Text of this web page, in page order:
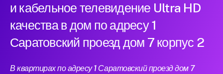
и кабельное телевидение Ultra HD
качества в дом по адресу 1
Саратовский проезд дом 7 корпус 2
В квартирах по адресу 1 Саратовский проезд дом 7